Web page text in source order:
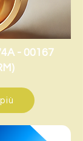
- 00167